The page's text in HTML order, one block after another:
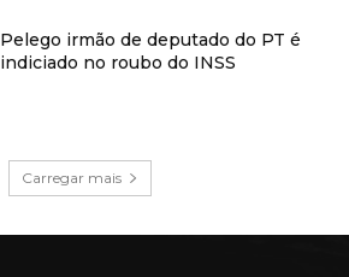
Pelego irmão de deputado do PT é
indiciado no roubo do INSS
Carregar mais